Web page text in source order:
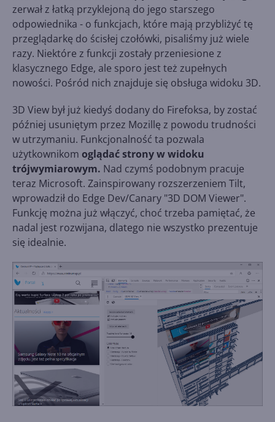
zerwał z łatką przyklejoną do jego starszego
odpowiednika - o funkcjach, które mają przybliżyć tę
przeglądarkę do ścisłej czołówki, pisaliśmy już wiele
razy. Niektóre z funkcji zostały przeniesione z
klasycznego Edge, ale sporo jest też zupełnych
nowości. Pośród nich znajduje się obsługa widoku 3D.
3D View był już kiedyś dodany do Firefoksa, by zostać
później usuniętym przez Mozillę z powodu trudności
w utrzymaniu. Funkcjonalność ta pozwala
użytkownikom oglądać strony w widoku
trójwymiarowym. Nad czymś podobnym pracuje
teraz Microsoft. Zainspirowany rozszerzeniem Tilt,
wprowadził do Edge Dev/Canary "3D DOM Viewer".
Funkcję można już włączyć, choć trzeba pamiętać, że
nadal jest rozwijana, dlatego nie wszystko prezentuje
się idealnie.